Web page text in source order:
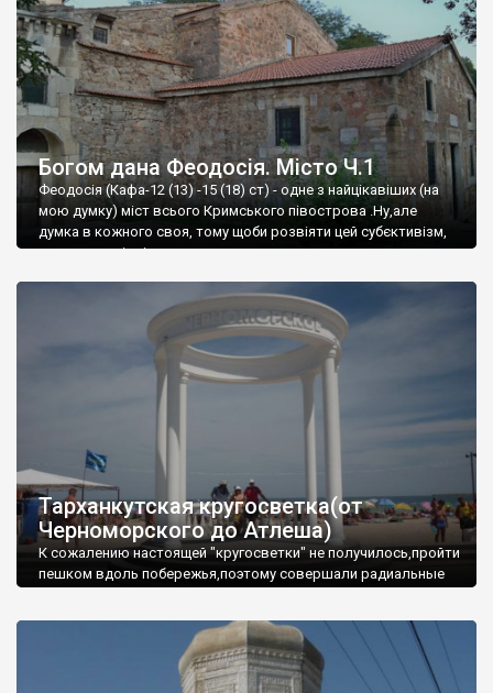
Богом дана Феодосія. Місто Ч.1
Феодосія (Кафа-12 (13) -15 (18) ст) - одне з найцікавіших (на
мою думку) міст всього Кримського півострова .Ну,але
думка в кожного своя, тому щоби розвіяти цей субєктивізм,
запрошую відвідати це
Тарханкутская кругосветка(от
Черноморского до Атлеша)
К сожалению настоящей "кругосветки" не получилось,пройти
пешком вдоль побережья,поэтому совершали радиальные